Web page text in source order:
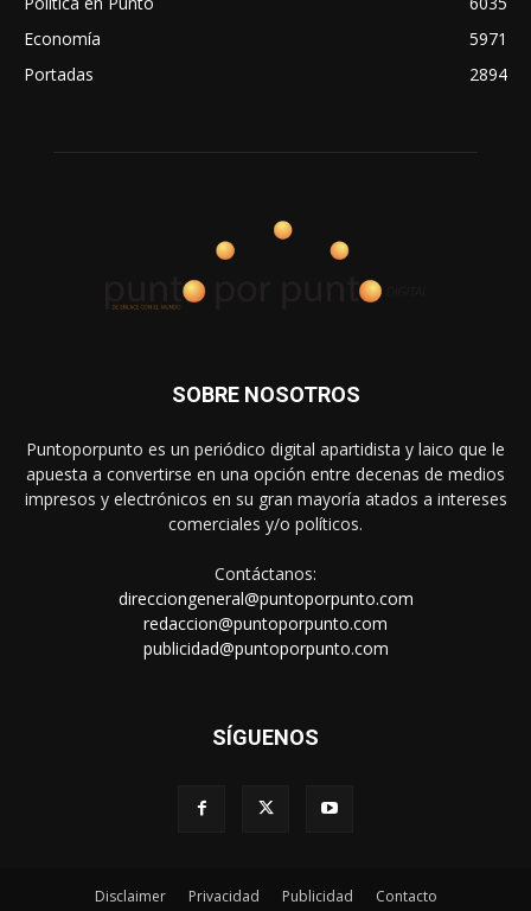
Economía
5971
Portadas
2894
SOBRE NOSOTROS
Puntoporpunto es un periódico digital apartidista y laico que le
apuesta a convertirse en una opción entre decenas de medios
impresos y electrónicos en su gran mayoría atados a intereses
comerciales y/o políticos.
Contáctanos:
direcciongeneral@puntoporpunto.com
redaccion@puntoporpunto.com
publicidad@puntoporpunto.com
SÍGUENOS
Disclaimer Privacidad Publicidad Contacto